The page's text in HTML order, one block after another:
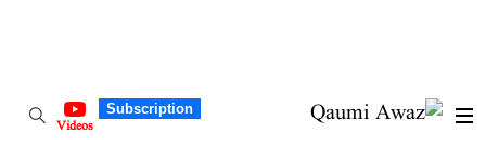
Subscription
Videos